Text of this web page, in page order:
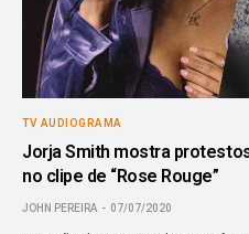
TV AUDIOGRAMA
Jorja Smith mostra
no clipe de “Rose Rouge”
JOHN PEREIRA 07/07/2020